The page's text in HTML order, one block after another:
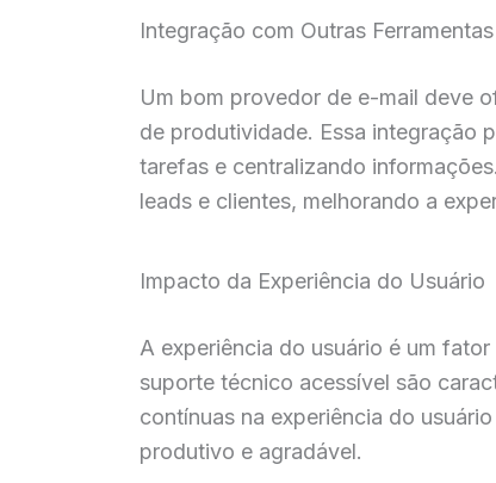
Integração com Outras Ferramentas
Um bom provedor de e-mail deve
de produtividade. Essa integração
tarefas e centralizando
leads e clientes, melhorando a
Impacto da Experiência do Usuário
A experiência do usuário é um
suporte técnico acessível são
contínuas na experiência do
produtivo e agradável.